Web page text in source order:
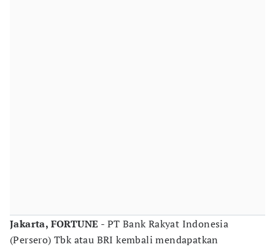
Jakarta, FORTUNE - PT Bank Rakyat Indonesia
(Persero) Tbk atau BRI kembali mendapatkan